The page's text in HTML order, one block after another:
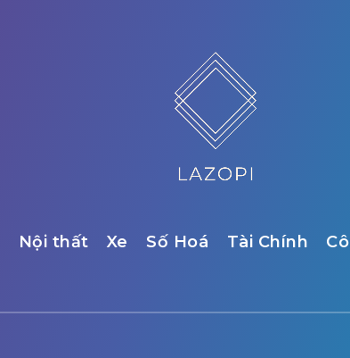
Nội thất Xe Số Hoá Tài Chính